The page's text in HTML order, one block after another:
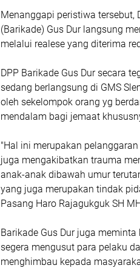
Menanggapi peristiwa tersebut,
(Barikade) Gus Dur langsung
melalui realese yang diterima
DPP Barikade Gus Dur secara
sedang berlangsung di GMS
oleh sekelompok orang yg
mendalam bagi jemaat
"Hal ini merupakan
juga mengakibatkan trauma
anak-anak dibawah umur
yang juga merupakan tindak
Pasang Haro Rajagukguk SH
Barikade Gus Dur juga
segera mengusut para pelaku
menghimbau kepada